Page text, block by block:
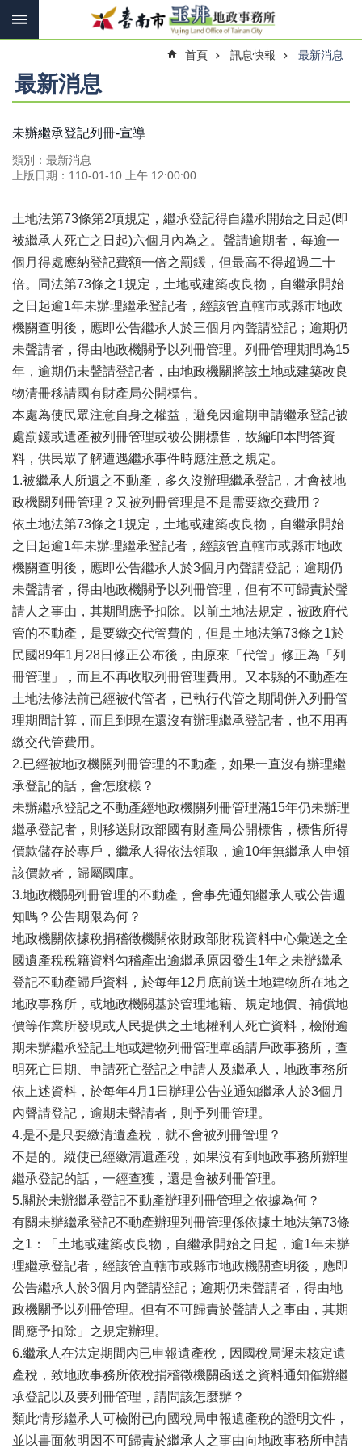
跳到主要內容區塊
搜
搜
尋
訊
息
快
機
關
簡
介
線
上
申
辦
查
詢
便
民
服
務
民
意
交
下
載
區
主
專
區
其
他
服
務
地
籍
圖
實
價
登
錄
未
辦
繼
網
站
導
覽
English
臺
南
市
府
地
政
局
政
府
資
訊
公
開
首頁 訊息快報 最新消息
最新消息
未辦繼承登記列冊-宣導
類別：最新消息
上版日期：110-01-10 上午 12:00:00
土地法第73條第2項規定，繼承登記得自繼承開始之日起(即
被繼承人死亡之日起)六個月內為之。聲請逾期者，每逾一
個月得處應納登記費額一倍之罰鍰，但最高不得超過二十
倍。同法第73條之1規定，土地或建築改良物，自繼承開始
之日起逾1年未辦理繼承登記者，經該管直轄市或縣市地政
機關查明後，應即公告繼承人於三個月內聲請登記；逾期仍
未聲請者，得由地政機關予以列冊管理。列冊管理期間為15
年，逾期仍未聲請登記者，由地政機關將該土地或建築改良
物清冊移請國有財產局公開標售。
本處為使民眾注意自身之權益，避免因逾期申請繼承登記被
處罰鍰或遺產被列冊管理或被公開標售，故編印本問答資
料，供民眾了解遭遇繼承事件時應注意之規定。
1.被繼承人所遺之不動產，多久沒辦理繼承登記，才會被地
政機關列冊管理？又被列冊管理是不是需要繳交費用？
依土地法第73條之1規定，土地或建築改良物，自繼承開始
之日起逾1年未辦理繼承登記者，經該管直轄市或縣市地政
機關查明後，應即公告繼承人於3個月內聲請登記；逾期仍
未聲請者，得由地政機關予以列冊管理，但有不可歸責於聲
請人之事由，其期間應予扣除。以前土地法規定，被政府代
管的不動產，是要繳交代管費的，但是土地法第73條之1於
民國89年1月28日修正公布後，由原來「代管」修正為「列
冊管理」，而且不再收取列冊管理費用。又本縣的不動產在
土地法修法前已經被代管者，已執行代管之期間併入列冊管
理期間計算，而且到現在還沒有辦理繼承登記者，也不用再
繳交代管費用。
2.已經被地政機關列冊管理的不動產，如果一直沒有辦理繼
承登記的話，會怎麼樣？
未辦繼承登記之不動產經地政機關列冊管理滿15年仍未辦理
繼承登記者，則移送財政部國有財產局公開標售，標售所得
價款儲存於專戶，繼承人得依法領取，逾10年無繼承人申領
該價款者，歸屬國庫。
3.地政機關列冊管理的不動產，會事先通知繼承人或公告週
知嗎？公告期限為何？
地政機關依據稅捐稽徵機關依財政部財稅資料中心彙送之全
國遺產稅稅籍資料勾稽產出逾繼承原因發生1年之未辦繼承
登記不動產歸戶資料，於每年12月底前送土地建物所在地之
地政事務所，或地政機關基於管理地籍、規定地價、補償地
價等作業所發現或人民提供之土地權利人死亡資料，檢附逾
期未辦繼承登記土地或建物列冊管理單函請戶政事務所，查
明死亡日期、申請死亡登記之申請人及繼承人，地政事務所
依上述資料，於每年4月1日辦理公告並通知繼承人於3個月
內聲請登記，逾期未聲請者，則予列冊管理。
4.是不是只要繳清遺產稅，就不會被列冊管理？
不是的。縱使已經繳清遺產稅，如果沒有到地政事務所辦理
繼承登記的話，一經查獲，還是會被列冊管理。
5.關於未辦繼承登記不動產辦理列冊管理之依據為何？
有關未辦繼承登記不動產辦理列冊管理係依據土地法第73條
之1：「土地或建築改良物，自繼承開始之日起，逾1年未辦
理繼承登記者，經該管直轄市或縣市地政機關查明後，應即
公告繼承人於3個月內聲請登記；逾期仍未聲請者，得由地
政機關予以列冊管理。但有不可歸責於聲請人之事由，其期
間應予扣除」之規定辦理。
6.繼承人在法定期間內已申報遺產稅，因國稅局遲未核定遺
產稅，致地政事務所依稅捐稽徵機關函送之資料通知催辦繼
承登記以及要列冊管理，請問該怎麼辦？
類此情形繼承人可檢附已向國稅局申報遺產稅的證明文件，
並以書面敘明因不可歸責於繼承人之事由向地政事務所申請